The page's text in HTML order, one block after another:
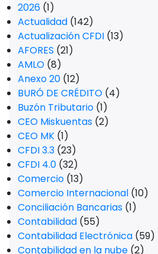
2026 (1)
Actualidad (142)
Actualización CFDI (13)
AFORES (21)
AMLO (8)
Anexo 20 (12)
BURÓ DE CRÉDITO (4)
Buzón Tributario (1)
CEO Miskuentas (2)
CEO MK (1)
CFDI 3.3 (23)
CFDI 4.0 (32)
Comercio (13)
Comercio Internacional (10)
Conciliación Bancarias (1)
Contabilidad (55)
Contabilidad Electrónica (59)
Contabilidad en la nube (2)